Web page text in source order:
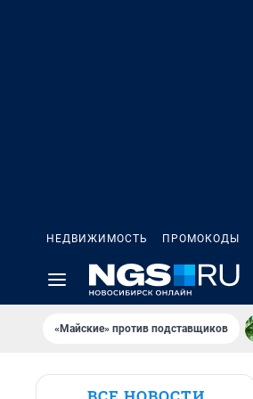
НЕДВИЖИМОСТЬ ПРОМОКОДЫ
«Майские» против подставщиков